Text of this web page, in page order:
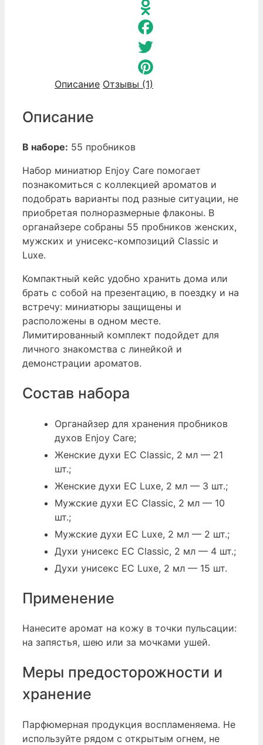
WhatsApp
Odnoklassniki
Facebook
Twitter
Pinterest
Описание Отзывы (1)
Описание
В наборе: 55 пробников
Набор миниатюр Enjoy Care помогает
познакомиться с коллекцией ароматов и
подобрать варианты под разные ситуации, не
приобретая полноразмерные флаконы. В
органайзере собраны 55 пробников женских,
мужских и унисекс-композиций Classic и
Luxe.
Компактный кейс удобно хранить дома или
брать с собой на презентацию, в поездку и на
встречу: миниатюры защищены и
расположены в одном месте.
Лимитированный комплект подойдет для
личного знакомства с линейкой и
демонстрации ароматов.
Состав набора
Органайзер для хранения пробников
духов Enjoy Care;
Женские духи EC Classic, 2 мл — 21
шт.;
Женские духи EC Luxe, 2 мл — 3 шт.;
Мужские духи EC Classic, 2 мл — 10
шт.;
Мужские духи EC Luxe, 2 мл — 2 шт.;
Духи унисекс EC Classic, 2 мл — 4 шт.;
Духи унисекс EC Luxe, 2 мл — 15 шт.
Применение
Нанесите аромат на кожу в точки пульсации:
на запястья, шею или за мочками ушей.
Меры предосторожности и
хранение
Парфюмерная продукция воспламеняема. Не
используйте рядом с открытым огнем, не